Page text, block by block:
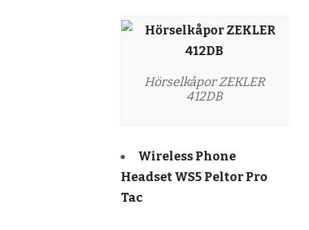
Hörselkåpor ZEKLER
412DB
Wireless Phone
Headset WS5 Peltor Pro
Tac